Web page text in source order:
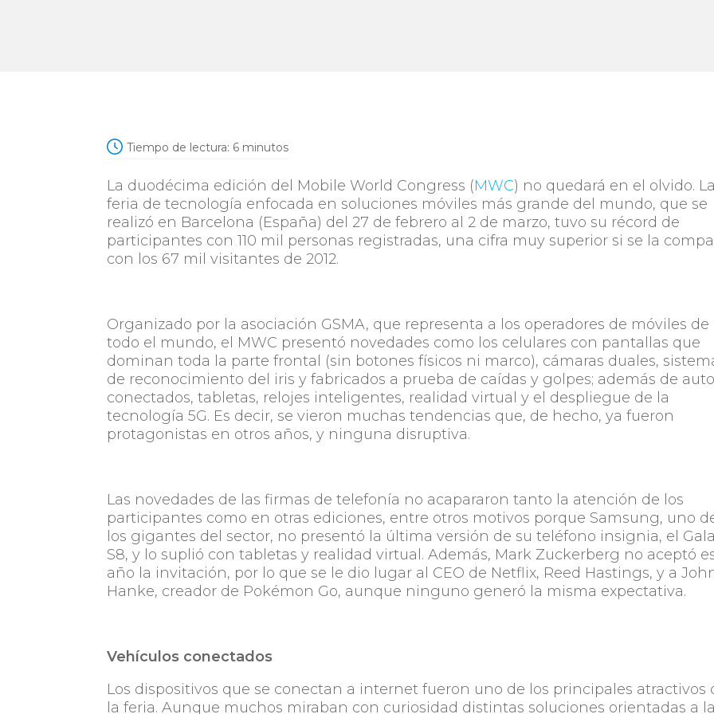
Tiempo de lectura: 6 minutos
La duodécima edición del Mobile World Congress (MWC) no quedará en el olvido.
feria de tecnología enfocada en soluciones móviles más grande del mundo, que se
realizó en Barcelona (España) del 27 de febrero al 2 de marzo, tuvo su récord de
participantes con 110 mil personas registradas, una cifra muy superior si se la
con los 67 mil visitantes de 2012.
Organizado por la asociación GSMA, que representa a los operadores de móviles de
todo el mundo, el MWC presentó novedades como los celulares con pantallas que
dominan toda la parte frontal (sin botones físicos ni marco), cámaras duales,
de reconocimiento del iris y fabricados a prueba de caídas y golpes; además de
conectados, tabletas, relojes inteligentes, realidad virtual y el despliegue de la
tecnología 5G. Es decir, se vieron muchas tendencias que, de hecho, ya fueron
protagonistas en otros años, y ninguna disruptiva.
Las novedades de las firmas de telefonía no acapararon tanto la atención de los
participantes como en otras ediciones, entre otros motivos porque Samsung, uno
los gigantes del sector, no presentó la última versión de su teléfono insignia, el
S8, y lo suplió con tabletas y realidad virtual. Además, Mark Zuckerberg no aceptó
año la invitación, por lo que se le dio lugar al CEO de Netflix, Reed Hastings, y a
Hanke, creador de Pokémon Go, aunque ninguno generó la misma expectativa.
Vehículos conectados
Los dispositivos que se conectan a internet fueron uno de los principales atractivos
la feria. Aunque muchos miraban con curiosidad distintas soluciones orientadas a